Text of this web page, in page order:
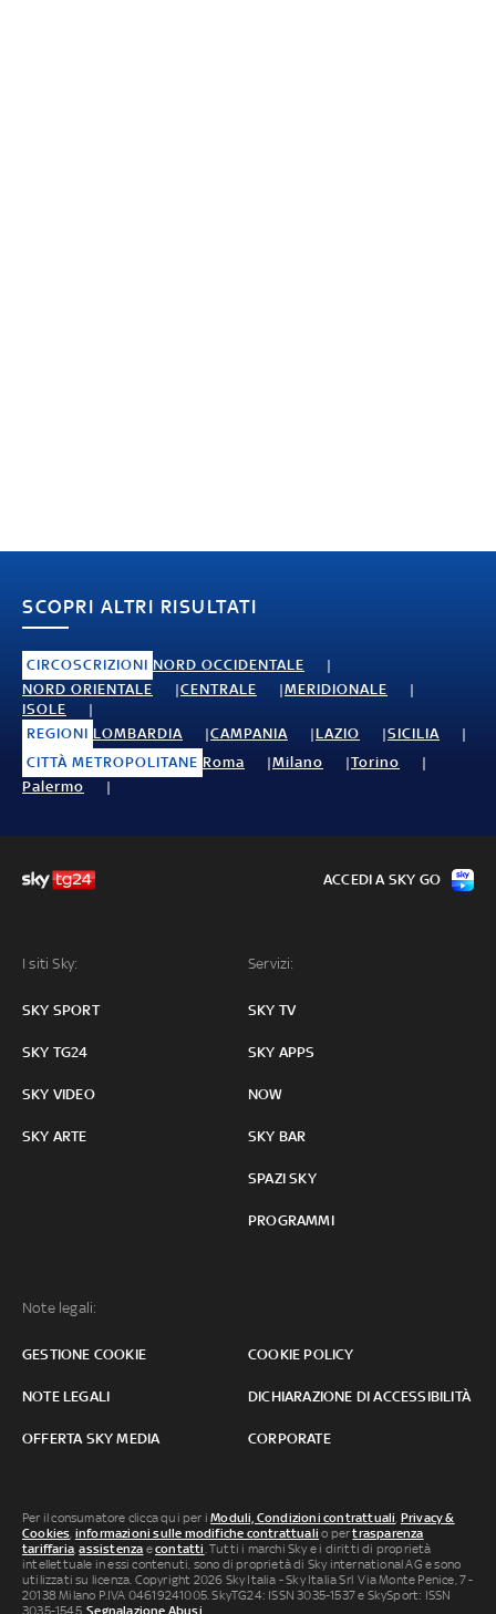
SCOPRI ALTRI RISULTATI
CIRCOSCRIZIONI NORD OCCIDENTALE
NORD ORIENTALE
CENTRALE
MERIDIONALE
ISOLE
REGIONI LOMBARDIA CAMPANIA LAZIO
SICILIA
CITTÀ METROPOLITANE Roma Milano
Torino
Palermo
I siti Sky:
SKY SPORT
SKY TG24
SKY VIDEO
SKY ARTE
Servizi:
SKY TV
SKY APPS
NOW
SKY BAR
SPAZI SKY
PROGRAMMI
Note legali:
GESTIONE COOKIE COOKIE POLICY
NOTE LEGALI DICHIARAZIONE DI ACCESSIBILITÀ
OFFERTA SKY MEDIA CORPORATE
ACCEDI A SKY GO
Per il consumatore clicca qui per iModuli, Condizioni contrattuali, Privacy &
Cookies, informazioni sulle modifiche contrattuali o pertrasparenza
tariffaria,assistenza econtatti. Tutti i marchi Sky e i diritti di proprietà
intellettuale in essi contenuti, sono di proprietà di Sky international AG e sono
utilizzati su licenza. Copyright 2026 Sky Italia - Sky Italia Srl Via Monte Penice, 7 -
20138 Milano P.IVA 04619241005. SkyTG24: ISSN 3035-1537 e SkySport: ISSN
3035-1545.Segnalazione Abusi